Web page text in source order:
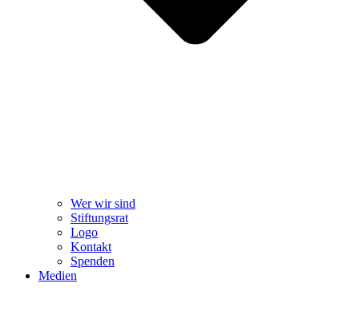
Wer wir sind
Stiftungsrat
Logo
Kontakt
Spenden
Medien